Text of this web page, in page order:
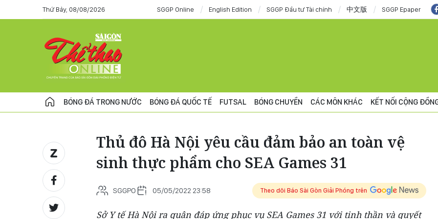
Thứ Bảy, 08/08/2026 SGGP Online English Edition SGGP Đầu tư Tài chính 中文版 SGGP Epaper
BÓNG ĐÁ TRONG NƯỚC BÓNG ĐÁ QUỐC TẾ FUTSAL BÓNG CHUYỀN CÁC MÔN KHÁC KẾT NỐI CỘNG
Thủ đô Hà Nội yêu cầu đảm bảo an toàn vệ
sinh thực phẩm cho SEA Games 31
SGGPO 05/05/2022 23:58 Theo dõi Báo Sài Gòn Giải Phóng trên
Sở Y tế Hà Nội ra quân đáp ứng phục vụ SEA Games 31 với tinh thần và quyết